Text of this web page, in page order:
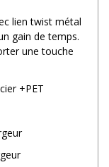
lien twist métal
gain de temps.
une touche
+PET